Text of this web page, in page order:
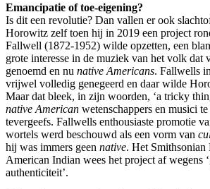
Emancipatie of toe-eigening?
Is dit een revolutie? Dan vallen er ook
Horowitz zelf toen hij in 2019 een project
Fallwell (1872-1952) wilde opzetten, een
grote interesse in de muziek van het volk dat
genoemd en nu native Americans. Fallwells
vrijwel volledig genegeerd en daar wilde
Maar dat bleek, in zijn woorden, ‘a tricky
native American wetenschappers en musici
tevergeefs. Fallwells enthousiaste promotie
wortels werd beschouwd als een vorm van
hij was immers geen native. Het Smithsonian
American Indian wees het project af wegens
authenticiteit’.